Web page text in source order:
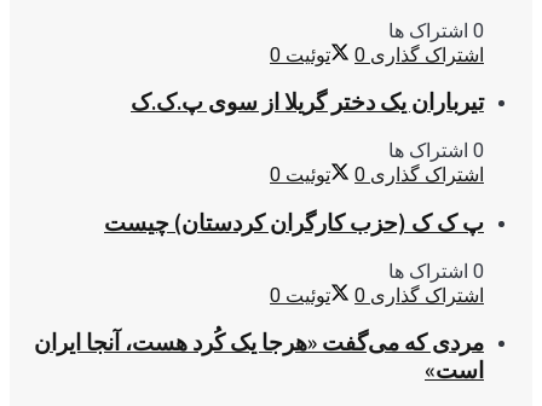
0 اشتراک ها
اشتراک گذاری 0 توئیت 0
تیرباران یک دختر گریلا از سوی پ.ک.ک
0 اشتراک ها
اشتراک گذاری 0 توئیت 0
پ ک ک (حزب کارگران کردستان) چیست
0 اشتراک ها
اشتراک گذاری 0 توئیت 0
مردی که می‌گفت «هرجا یک کُرد هست، آنجا ایران
است»